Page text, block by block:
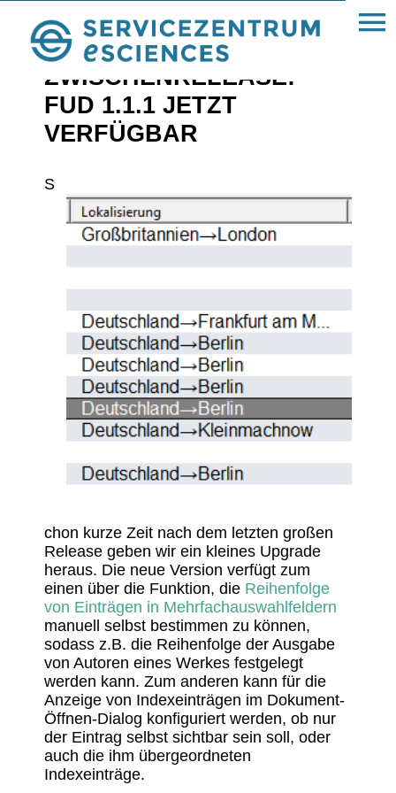
« News
ZWISCHEN­RE­LEASE:
FUD 1.1.1 JETZT
VERFÜGBAR
S
chon kurze Zeit nach dem letzten großen
Release geben wir ein kleines Upgrade
heraus. Die neue Version verfügt zum
einen über die Funk­tion, die Reihen­folge
von Einträgen in Mehr­fach­aus­wahl­fel­dern
manuell selbst bestimmen zu können,
sodass z.B. die Reihen­folge der Ausgabe
von Autoren eines Werkes fest­ge­legt
werden kann. Zum anderen kann für die
Anzeige von Index­ein­trägen im Doku­ment-
Öffnen-Dialog konfi­gu­riert werden, ob nur
der Eintrag selbst sichtbar sein soll, oder
auch die ihm über­ge­ord­neten
Indexeinträge.